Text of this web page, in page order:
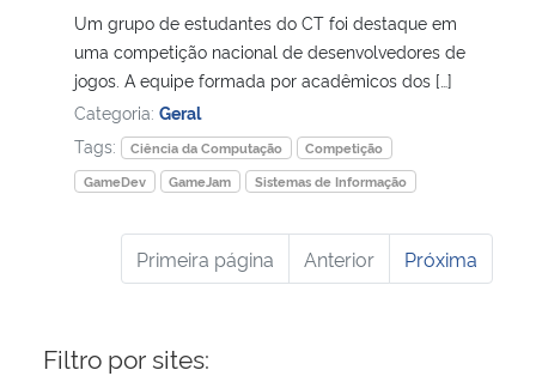
Um grupo de estudantes do CT foi destaque em
uma competição nacional de desenvolvedores de
jogos. A equipe formada por acadêmicos dos […]
Categoria: Geral
Tags:
Ciência da Computação
Competição
GameDev
GameJam Sistemas de Informação
Primeira página Anterior Próxima
Filtro por sites: